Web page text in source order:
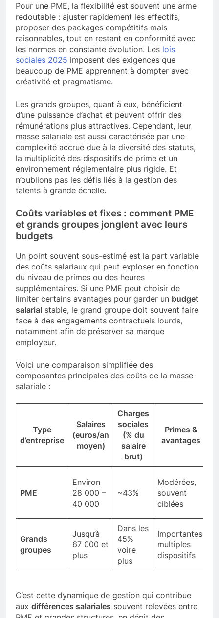
Pour une PME, la flexibilité est souvent une arme
redoutable : ajuster rapidement les effectifs,
proposer des packages compétitifs mais
raisonnables, tout en restant en conformité avec
les normes en constante évolution. Les lois
sociales 2025 imposent des exigences que
beaucoup de PME apprennent à dompter avec
créativité et pragmatisme.
Les grands groupes, quant à eux, bénéficient
d’une puissance d’achat et peuvent offrir des
rémunérations plus attractives. Cependant, leur
masse salariale est aussi caractérisée par une
complexité accrue due à la diversité des statuts,
la multiplicité des dispositifs de prime et un
environnement réglementaire plus rigide. Et
n’oublions pas les défis liés à la gestion des
talents à grande échelle.
Coûts variables et fixes : comment PME
et grands groupes jonglent avec leurs
budgets
Un point souvent sous-estimé est la part variable
des coûts salariaux qui peut exploser en fonction
du niveau de primes ou des heures
supplémentaires. Si une PME peut choisir de
limiter certains avantages pour garder un budget
salarial stable, le grand groupe doit souvent faire
face à des engagements contractuels lourds,
notamment afin de préserver sa marque
employeur.
Voici une comparaison simplifiée des
composantes principales des coûts de la masse
salariale :
Type
d’entreprise
Salaires
(euros/an
moyen)
Charges
sociales
(% du
salaire
brut)
Primes &
avantages
PME
Environ
28 000 –
40 000
~43%
Modérées,
souvent
ciblées
Grands
groupes
Jusqu’à
67 000 et
plus
Dans les
45%
voire
plus
Importantes,
multiples
dispositifs
C’est cette dynamique de gestion qui contribue
aux différences salariales souvent relevées entre